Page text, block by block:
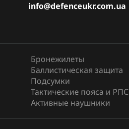
info@defenceukr.com.ua
Бронежилеты
Баллистическая защита
Подсумки
Тактические пояса и РПС
Активные наушники